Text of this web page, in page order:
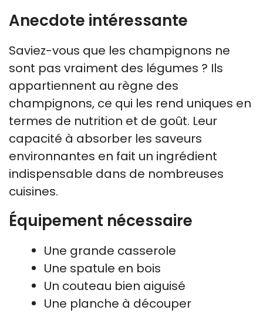
Anecdote intéressante
Saviez-vous que les champignons ne
sont pas vraiment des légumes ? Ils
appartiennent au règne des
champignons, ce qui les rend uniques en
termes de nutrition et de goût. Leur
capacité à absorber les saveurs
environnantes en fait un ingrédient
indispensable dans de nombreuses
cuisines.
Équipement nécessaire
Une grande casserole
Une spatule en bois
Un couteau bien aiguisé
Une planche à découper